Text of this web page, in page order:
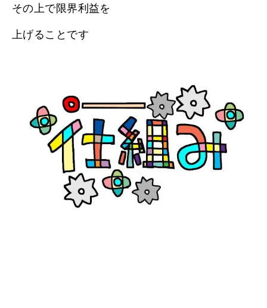
その上で限界利益を
上げることです